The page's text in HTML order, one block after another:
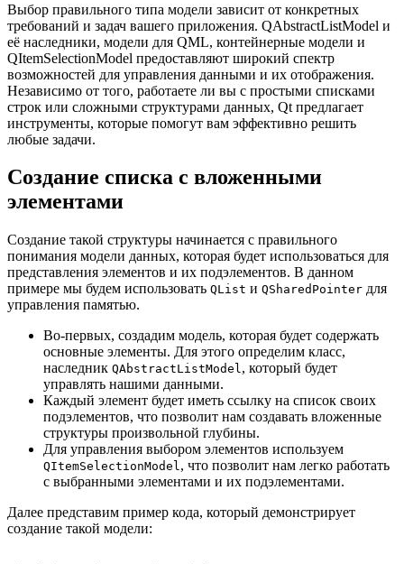
Выбор правильного типа модели зависит от конкретных
требований и задач вашего приложения. QAbstractListModel и
её наследники, модели для QML, контейнерные модели и
QItemSelectionModel предоставляют широкий спектр
возможностей для управления данными и их отображения.
Независимо от того, работаете ли вы с простыми списками
строк или сложными структурами данных, Qt предлагает
инструменты, которые помогут вам эффективно решить
любые задачи.
Создание списка с вложенными
элементами
Создание такой структуры начинается с правильного
понимания модели данных, которая будет использоваться для
представления элементов и их подэлементов. В данном
примере мы будем использовать QList и QSharedPointer для
управления памятью.
Во-первых, создадим модель, которая будет содержать
основные элементы. Для этого определим класс,
наследник QAbstractListModel, который будет
управлять нашими данными.
Каждый элемент будет иметь ссылку на список своих
подэлементов, что позволит нам создавать вложенные
структуры произвольной глубины.
Для управления выбором элементов используем
QItemSelectionModel, что позволит нам легко работать
с выбранными элементами и их подэлементами.
Далее представим пример кода, который демонстрирует
создание такой модели: